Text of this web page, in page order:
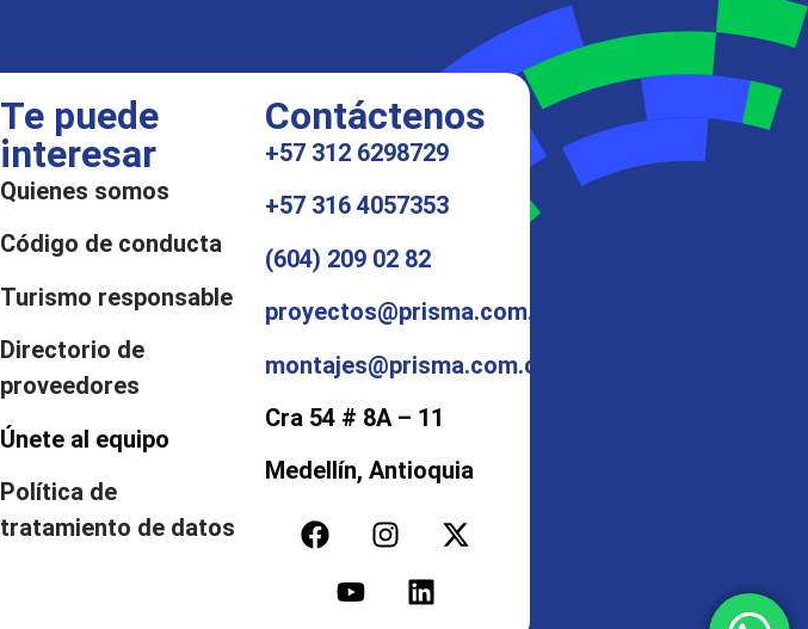
Te puede
interesar
Quienes somos
Código de conducta
Turismo responsable
Directorio de
proveedores
Únete al equipo
Política de
tratamiento de datos
Contáctenos
+57 312 6298729
+57 316 4057353
(604) 209 02 82
proyectos@prisma.com.co
montajes@prisma.com.co
Cra 54 # 8A – 11
Medellín, Antioquia